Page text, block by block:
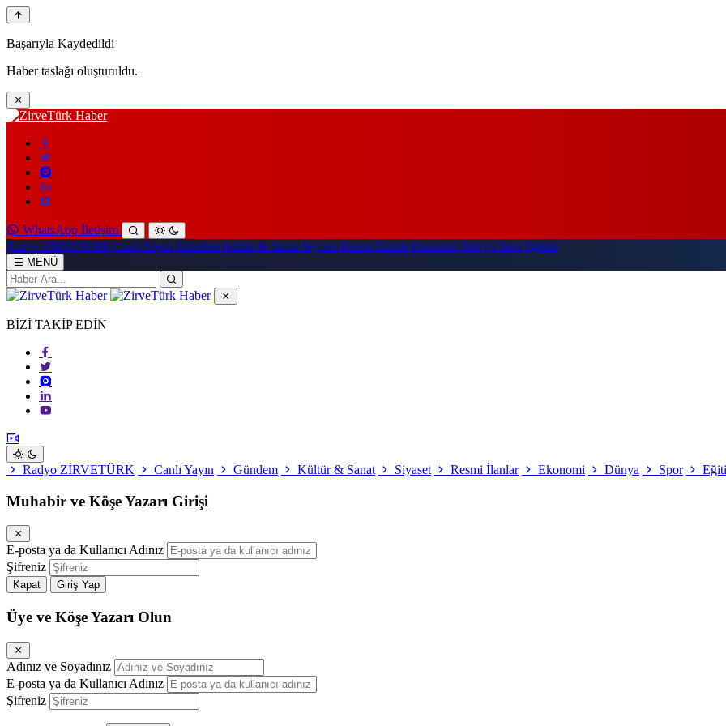
Başarıyla Kaydedildi
Haber taslağı oluşturuldu.
WhatsApp İletişim
Radyo ZİRVETÜRK Canlı Yayın Gündem Kültür & Sanat Siyaset Resmi İlanlar Ekonomi Dünya Spor Eğitim
MENÜ
BİZİ TAKİP EDİN
Radyo ZİRVETÜRK Canlı Yayın Gündem Kültür & Sanat Siyaset Resmi İlanlar Ekonomi Dünya Spor
Muhabir ve Köşe Yazarı Girişi
E-posta ya da Kullanıcı Adınız
Şifreniz
Kapat Giriş Yap
Üye ve Köşe Yazarı Olun
Adınız ve Soyadınız
E-posta ya da Kullanıcı Adınız
Şifreniz